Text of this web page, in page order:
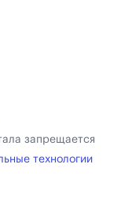
запрещается
технологии